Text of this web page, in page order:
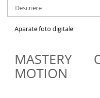
Descriere
Aparate foto digitale
MOTION